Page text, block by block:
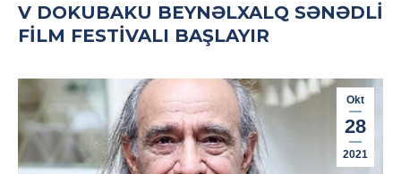
V DOKUBAKU BEYNƏLXALQ SƏNƏDLI
FILM FESTIVALI BAŞLAYIR
Okt
28
2021